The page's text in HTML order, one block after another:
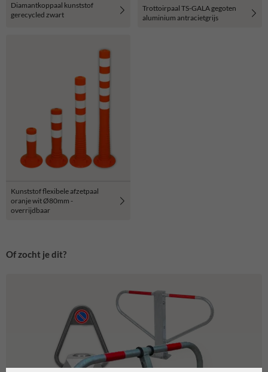
Diamantkoppaal kunststof
gerecycled zwart
Trottoirpaal TS-GALA gegoten
aluminium antracietgrijs
Kunststof flexibele afzetpaal
oranje wit Ø80mm -
overrijdbaar
Of zocht je dit?